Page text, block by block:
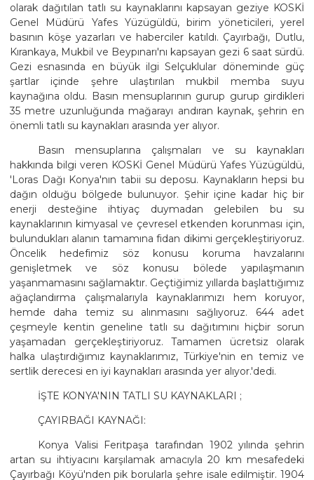
olarak dağıtılan tatlı su kaynaklarını kapsayan geziye KOSKİ
Genel Müdürü Yafes Yüzügüldü, birim yöneticileri, yerel
basının köşe yazarları ve haberciler katıldı. Çayırbağı, Dutlu,
Kırankaya, Mukbil ve Beypınarı'nı kapsayan gezi 6 saat sürdü.
Gezi esnasında en büyük ilgi Selçuklular döneminde güç
şartlar içinde şehre ulaştırılan mukbil memba suyu
kaynağına oldu. Basın mensuplarının gurup gurup girdikleri
35 metre uzunluğunda mağarayı andıran kaynak, şehrin en
önemli tatlı su kaynakları arasında yer alıyor.
Basın mensuplarına çalışmaları ve su kaynakları
hakkında bilgi veren KOSKİ Genel Müdürü Yafes Yüzügüldü,
'Loras Dağı Konya'nın tabii su deposu. Kaynakların hepsi bu
dağın olduğu bölgede bulunuyor. Şehir içine kadar hiç bir
enerji desteğine ihtiyaç duymadan gelebilen bu su
kaynaklarının kimyasal ve çevresel etkenden korunması için,
bulundukları alanın tamamına fidan dikimi gerçekleştiriyoruz.
Öncelik hedefimiz söz konusu koruma havzalarını
genişletmek ve söz konusu bölede yapılaşmanın
yaşanmamasını sağlamaktır. Geçtiğimiz yıllarda başlattığımız
ağaçlandırma çalışmalarıyla kaynaklarımızı hem koruyor,
hemde daha temiz su alınmasını sağlıyoruz. 644 adet
çeşmeyle kentin geneline tatlı su dağıtımını hiçbir sorun
yaşamadan gerçekleştiriyoruz. Tamamen ücretsiz olarak
halka ulaştırdığımız kaynaklarımız, Türkiye'nin en temiz ve
sertlik derecesi en iyi kaynakları arasında yer alıyor.'dedi.
İŞTE KONYA'NIN TATLI SU KAYNAKLARI ;
ÇAYIRBAĞI KAYNAĞI:
Konya Valisi Feritpaşa tarafından 1902 yılında şehrin
artan su ihtiyacını karşılamak amacıyla 20 km mesafedeki
Çayırbağı Köyü'nden pik borularla şehre isale edilmiştir. 1904